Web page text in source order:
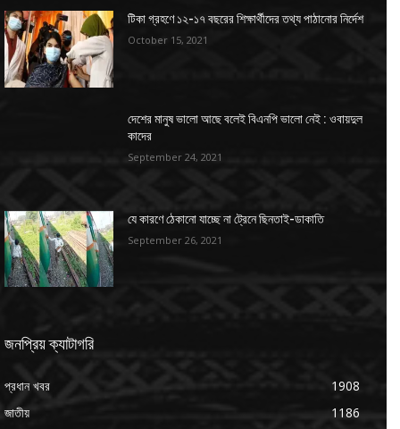
টিকা গ্রহণে ১২-১৭ বছরের শিক্ষার্থীদের তথ্য পাঠানোর নির্দেশ
October 15, 2021
দেশের মানুষ ভালো আছে বলেই বিএনপি ভালো নেই : ওবায়দুল
কাদের
September 24, 2021
যে কারণে ঠেকানো যাচ্ছে না ট্রেনে ছিনতাই-ডাকাতি
September 26, 2021
জনপ্রিয় ক্যাটাগরি
প্রধান খবর
1908
জাতীয়
1186